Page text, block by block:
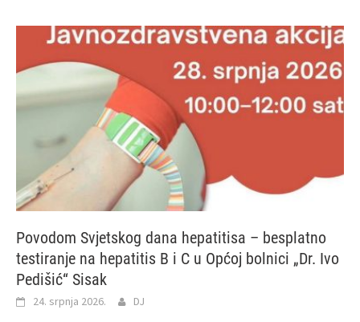
Povodom Svjetskog dana hepatitisa – besplatno
testiranje na hepatitis B i C u Općoj bolnici „Dr. Ivo
Pedišić“ Sisak
24. srpnja 2026. DJ